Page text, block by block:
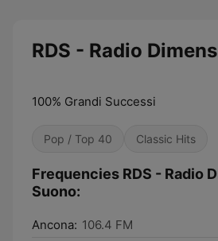
RDS - Radio
100% Grandi Successi
Pop / Top 40 Classic Hits
Frequencies RDS - Radio
Suono:
Ancona: 106.4 FM